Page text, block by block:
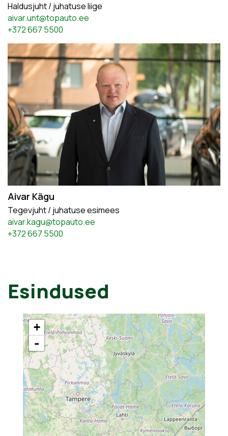
Haldusjuht / juhatuse liige
aivar.unt@topauto.ee
+372 667 5500
Aivar Kägu
Tegevjuht / juhatuse esimees
aivar.kagu@topauto.ee
+372 667 5500
Esindused
+
-